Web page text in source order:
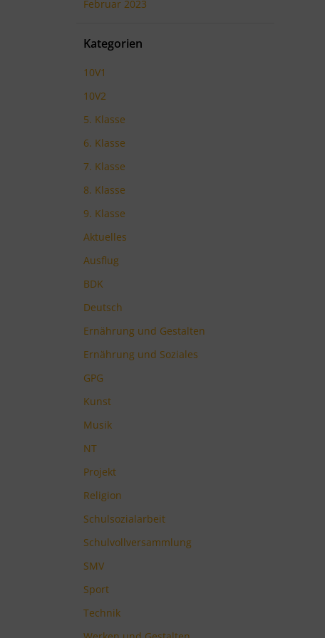
Februar 2023
Kategorien
10V1
10V2
5. Klasse
6. Klasse
7. Klasse
8. Klasse
9. Klasse
Aktuelles
Ausflug
BDK
Deutsch
Ernährung und Gestalten
Ernährung und Soziales
GPG
Kunst
Musik
NT
Projekt
Religion
Schulsozialarbeit
Schulvollversammlung
SMV
Sport
Technik